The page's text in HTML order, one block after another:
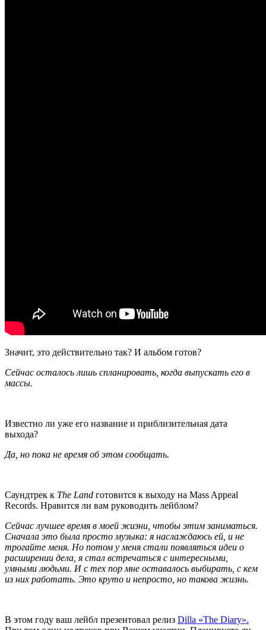
Значит, это действительно так? И альбом готов?
Сейчас осталось лишь спланировать, когда выпускать его в
массы.
Известно ли уже его название и приблизительная дата
выхода?
Да, но пока не время об этом сообщать.
Саундтрек к The Land готовится к выходу на Mass Appeal
Records. Нравится ли вам руководить лейблом?
Сейчас лучшее время в моей жизни, чтобы этим заниматься.
Сначала это была просто музыка: я наслаждаюсь ей, и не
трогайте меня. Но потом у меня стали появляться идеи о
расширении дела, я стал встречаться с интересными,
умными людьми. И с тех пор мне оставалось выбирать, с кем
из них работать. Это круто и непросто, но такова жизнь.
В этом году ваш лейбл презентовал релиз Dilla «The Diary».